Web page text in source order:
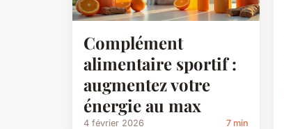
Complément
alimentaire sportif :
augmentez votre
énergie au max
4 février 2026 7 min